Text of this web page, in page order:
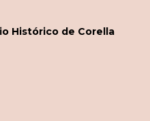
Histórico de Corella